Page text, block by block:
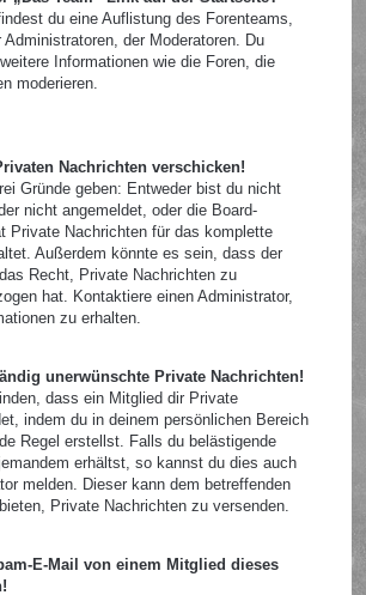
du eine Auflistung des Forenteams,
der Moderatoren. Du
Informationen wie die Foren, die
moderieren.
Nachrichten verschicken!
Gründe geben: Entweder bist du nicht
nicht angemeldet, oder die Board-
Private Nachrichten für das komplette
Außerdem könnte es sein, dass der
Recht, Private Nachrichten zu
hat. Kontaktiere einen Administrator,
zu erhalten.
unerwünschte Private Nachrichten!
dass ein Mitglied dir Private
indem du in deinem persönlichen Bereich
Regel erstellst. Falls du belästigende
erhältst, so kannst du dies auch
melden. Dieser kann dem betreffenden
Private Nachrichten zu versenden.
E-Mail von einem Mitglied dieses